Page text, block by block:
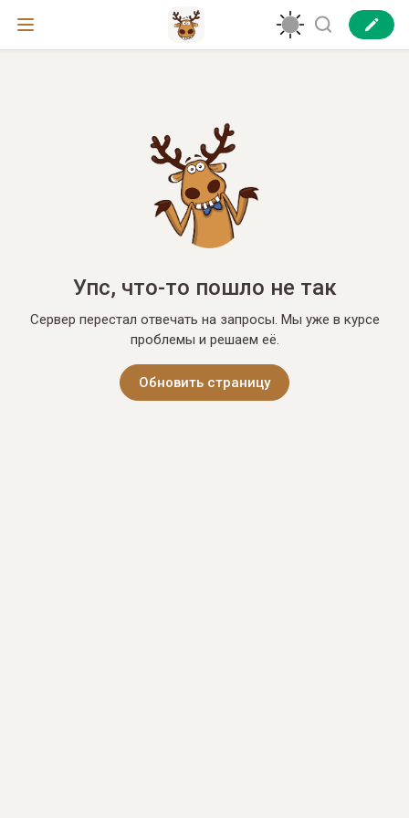
Упс, что-то пошло не так
Сервер перестал отвечать на запросы. Мы уже в курсе
проблемы и решаем её.
Обновить страницу